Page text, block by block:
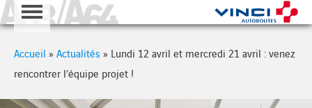
A63 - A64
Accueil » Actualités » Lundi 12 avril et mercredi 21 avril : venez
rencontrer l’équipe projet !
Cookies management panel